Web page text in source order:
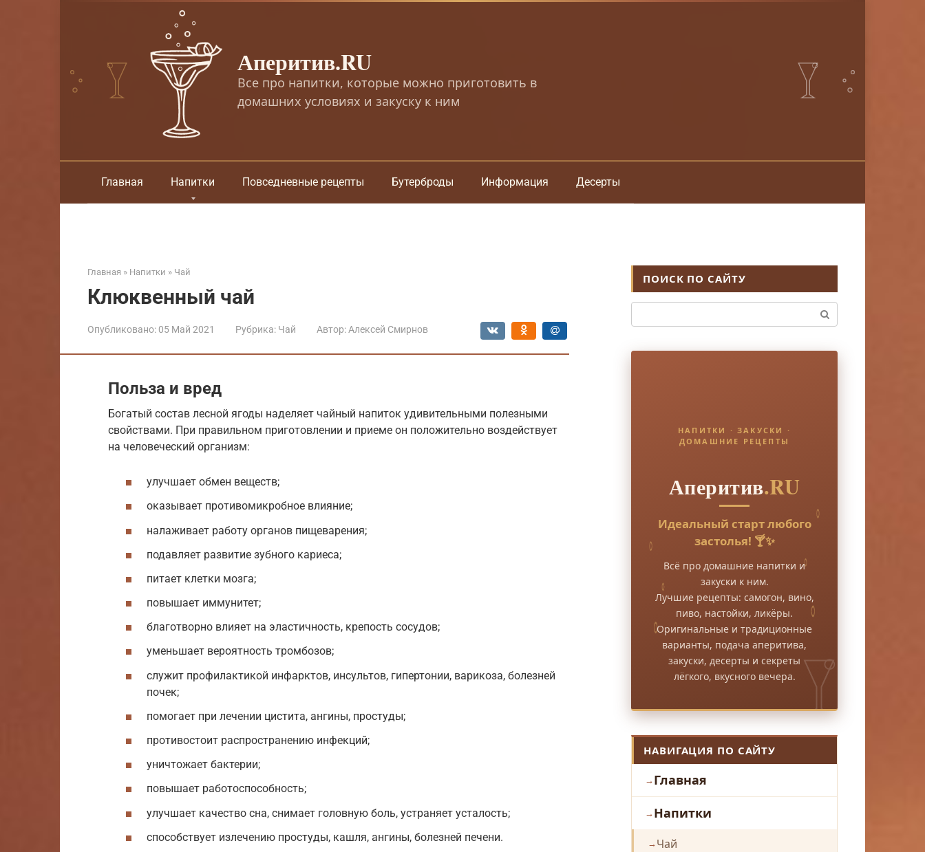
Аперитив.RU
Все про напитки, которые можно приготовить в
домашних условиях и закуску к ним
Главная Напитки Повседневные рецепты Бутерброды Информация Десерты
Главная » Напитки » Чай
Клюквенный чай
Опубликовано: 05 Май 2021 Рубрика: Чай Автор: Алексей Смирнов
Польза и вред
Богатый состав лесной ягоды наделяет чайный напиток удивительными полезными
свойствами. При правильном приготовлении и приеме он положительно воздействует
на человеческий организм:
улучшает обмен веществ;
оказывает противомикробное влияние;
налаживает работу органов пищеварения;
подавляет развитие зубного кариеса;
питает клетки мозга;
повышает иммунитет;
благотворно влияет на эластичность, крепость сосудов;
уменьшает вероятность тромбозов;
служит профилактикой инфарктов, инсультов, гипертонии, варикоза, болезней
почек;
помогает при лечении цистита, ангины, простуды;
противостоит распространению инфекций;
уничтожает бактерии;
повышает работоспособность;
улучшает качество сна, снимает головную боль, устраняет усталость;
способствует излечению простуды, кашля, ангины, болезней печени.
ПОИСК ПО САЙТУ
НАПИТКИ · ЗАКУСКИ ·
ДОМАШНИЕ РЕЦЕПТЫ
Аперитив.RU
Идеальный старт любого
застолья! 🍸✨
Всё про домашние напитки и
закуски к ним.
Лучшие рецепты: самогон, вино,
пиво, настойки, ликёры.
Оригинальные и традиционные
варианты, подача аперитива,
закуски, десерты и секреты
лёгкого, вкусного вечера.
НАВИГАЦИЯ ПО САЙТУ
Главная
Напитки
Чай